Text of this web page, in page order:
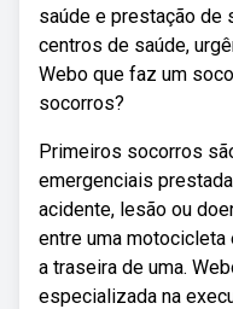
saúde e prestação de
centros de saúde,
Webo que faz um
socorros?
Primeiros socorros
emergenciais
acidente, lesão ou
entre uma
a traseira de uma.
especializada na